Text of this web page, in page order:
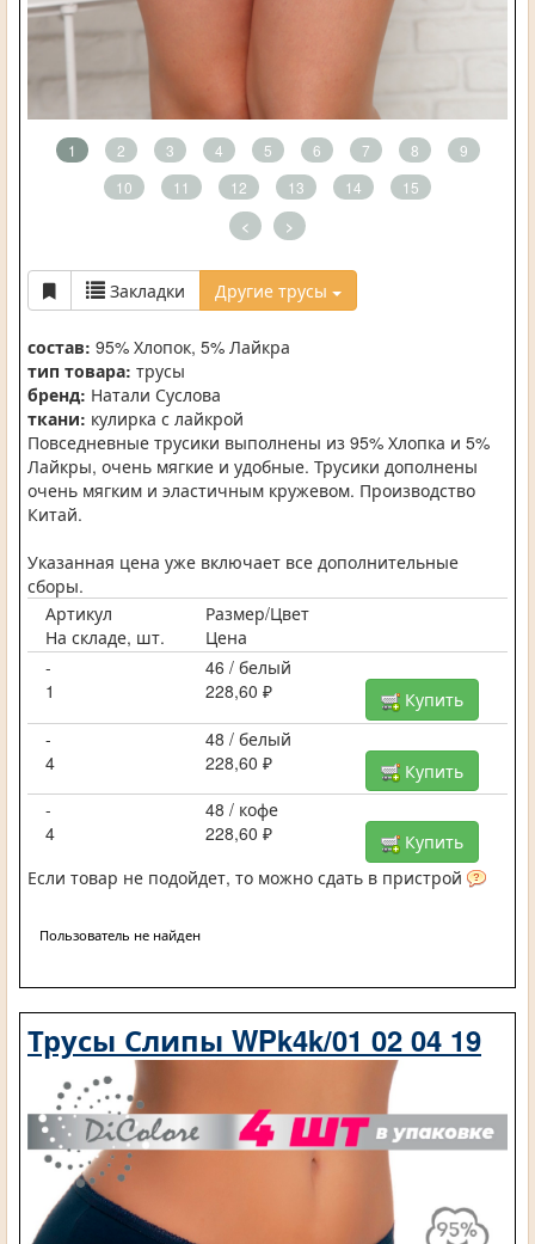
1 2 3 4 5 6 7 8
9
10
11 12 13 14 15
< >
Закладки Другие трусы
состав: 95% Хлопок, 5% Лайкра
тип товара: трусы
бренд: Натали Суслова
ткани: кулирка с лайкрой
Повседневные трусики выполнены из 95% Хлопка и 5%
Лайкры, очень мягкие и удобные. Трусики дополнены
очень мягким и эластичным кружевом. Производство
Китай.
Указанная цена уже включает все дополнительные
сборы.
Артикул
Размер/Цвет
На складе, шт.
Цена
-
46 / белый
1
228,60 ₽
Купить
-
48 / белый
4
228,60 ₽
Купить
-
48 / кофе
4
228,60 ₽
Купить
Если товар не подойдет, то можно сдать в пристрой
Пользователь не найден
Трусы Слипы WPk4k/01 02 04 19